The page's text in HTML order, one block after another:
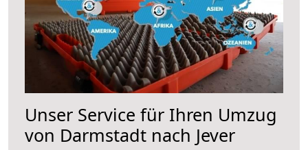
Unser Service für Ihren Umzug
von Darmstadt nach Jever